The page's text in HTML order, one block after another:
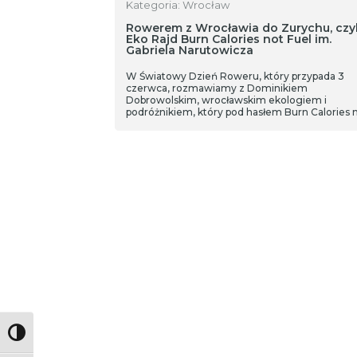
Toggle High Contrast
Kategoria: Wrocław
Rowerem z Wrocławia do Zurychu,
Eko Rajd Burn Calories not Fuel im.
Gabriela Narutowicza
W Światowy Dzień Roweru, który przypada 3
czerwca, rozmawiamy z Dominikiem
Dobrowolskim, wrocławskim ekologiem i
podróżnikiem, który pod hasłem Burn Calories